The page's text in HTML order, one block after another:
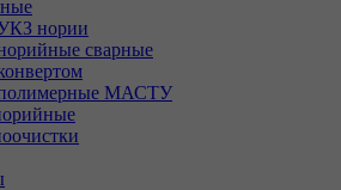
нории
сварные
МАСТУ